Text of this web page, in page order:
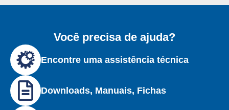
Você precisa de ajuda?
Encontre uma assistência técnica
Downloads, Manuais, Fichas